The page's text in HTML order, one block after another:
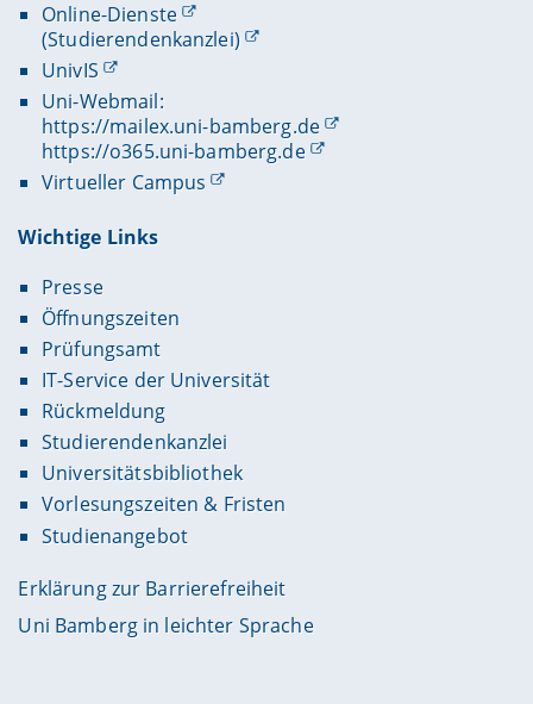
Online-Dienste
(Studierendenkanzlei)
UnivIS
Uni-Webmail:
https://mailex.uni-bamberg.de
https://o365.uni-bamberg.de
Virtueller Campus
Wichtige Links
Presse
Öffnungszeiten
Prüfungsamt
IT-Service der Universität
Rückmeldung
Studierendenkanzlei
Universitätsbibliothek
Vorlesungszeiten & Fristen
Studienangebot
Erklärung zur Barrierefreiheit
Uni Bamberg in leichter Sprache